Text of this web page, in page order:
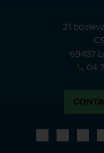
21
69487
04